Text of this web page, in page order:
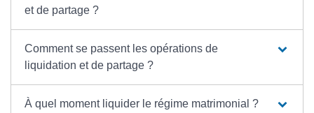
et de partage ?
Comment se passent les opérations de
liquidation et de partage ?
À quel moment liquider le régime matrimonial ?